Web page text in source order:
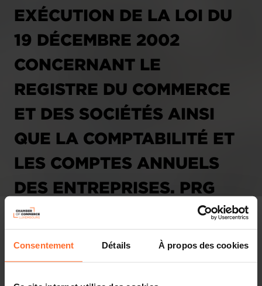
Consentement Détails À propos des cookies
EXÉCUTION DE LA LOI DU
19 DÉCEMBRE 2002
CONCERNANT LE
REGISTRE DU COMMERCE
ET DES SOCIÉTÉS AINSI
QUE LA COMPTABILITÉ ET
LES COMPTES ANNUELS
DES ENTREPRISES. PRG
(3495KMR)
Infos pratiques